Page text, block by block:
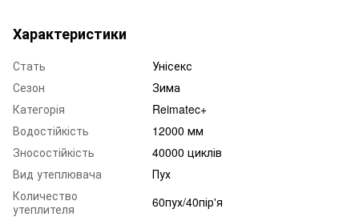
Характеристики
Стать
Унісекс
Сезон
Зима
Категорія
Reimatec+
Водостійкість
12000 мм
Зносостійкість
40000 циклів
Вид утеплювача
Пух
Количество
утеплителя
60пух/40пір'я